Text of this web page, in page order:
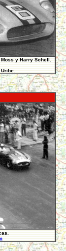
y Harry Schell.